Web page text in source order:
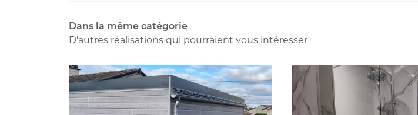
Dans la même catégorie
D'autres réalisations qui pourraient vous intéresser